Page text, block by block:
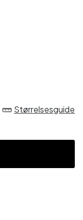
Størrelsesguide